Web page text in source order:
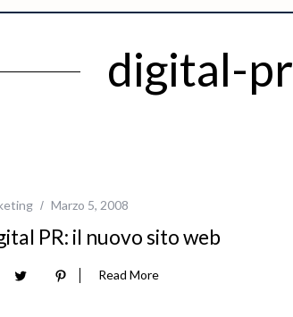
digital-pr
Marzo 5, 2008
PR: il nuovo sito web
Read More